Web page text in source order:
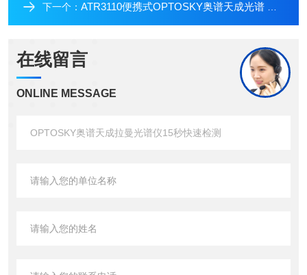
下一个： ATR3110便携式OPTOSKY奥谱天成光谱 仪制冷技术远程控制
在线留言
ONLINE MESSAGE